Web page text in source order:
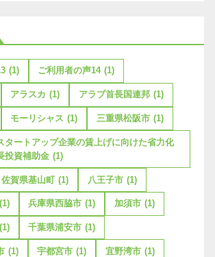
(1) ご利用者の声14 (1)
アラスカ (1) アラブ首長国連邦 (1)
モーリシャス (1) 三重県松阪市 (1)
タートアップ企業の賃上げに向けた省力化
投資補助金 (1)
佐賀県基山町 (1) 八王子市 (1)
(1) 兵庫県西脇市 (1) 加須市 (1)
(1) 千葉県浦安市 (1)
(1) 宇都宮市 (1) 宜野湾市 (1)